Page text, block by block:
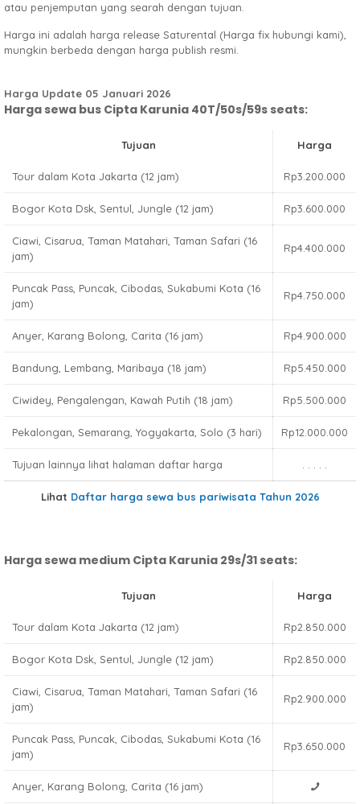
atau penjemputan yang searah dengan tujuan.
Harga ini adalah harga release Saturental (Harga fix hubungi kami),
mungkin berbeda dengan harga publish resmi.
Harga Update 05 Januari 2026
Harga sewa bus Cipta Karunia 40T/50s/59s seats:
Tujuan Harga
Tour dalam Kota Jakarta (12 jam) Rp3.200.000
Bogor Kota Dsk, Sentul, Jungle (12 jam) Rp3.600.000
Ciawi, Cisarua, Taman Matahari, Taman Safari (16
jam)
Rp4.400.000
Puncak Pass, Puncak, Cibodas, Sukabumi Kota (16
jam)
Rp4.750.000
Anyer, Karang Bolong, Carita (16 jam) Rp4.900.000
Bandung, Lembang, Maribaya (18 jam) Rp5.450.000
Ciwidey, Pengalengan, Kawah Putih (18 jam) Rp5.500.000
Pekalongan, Semarang, Yogyakarta, Solo (3 hari) Rp12.000.000
Tujuan lainnya lihat halaman daftar harga
Lihat Daftar harga sewa bus pariwisata Tahun 2026
Harga sewa medium Cipta Karunia 29s/31 seats:
Tujuan Harga
Tour dalam Kota Jakarta (12 jam) Rp2.850.000
Bogor Kota Dsk, Sentul, Jungle (12 jam) Rp2.850.000
Ciawi, Cisarua, Taman Matahari, Taman Safari (16
jam)
Rp2.900.000
Puncak Pass, Puncak, Cibodas, Sukabumi Kota (16
jam)
Rp3.650.000
Anyer, Karang Bolong, Carita (16 jam)